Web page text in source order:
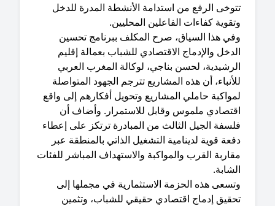
الرفع من استدامة الأنشطة المدرة للدخل
كفاءات الفاعلين المحليين.
هذا السياق، صرح المكلف ببرنامج تحسين
والإدماج الاقتصادي للشباب بعمالة إقليم
لحسن بناجي، لوكالة المغرب العربي
أن هذه المشاريع تترجم الجهود المتواصلة
حاملي المشاريع وتحويل أفكارهم إلى واقع
ملموس وقابل للاستمرار. وأضاف أن
الجيل الثالث من المبادرة ترتكز على إعطاء
قوية لدينامية التشغيل الذاتي بالمنطقة عبر
القرب والمواكبة والاستهداف المباشر للفئات
هذه الحزمة الاستثمارية في مجملها إلى
إدماج اقتصادي حقيقي للشباب، وتثمين